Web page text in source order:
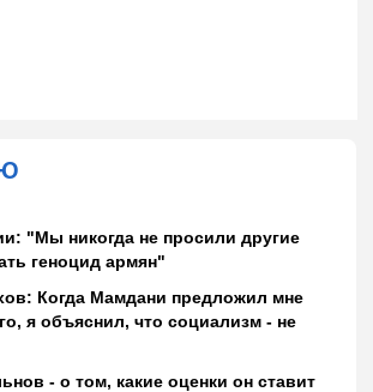
"Мы никогда не просили другие
геноцид армян"
Когда Мамдани предложил мне
я объяснил, что социализм - не
- о том, какие оценки он ставит